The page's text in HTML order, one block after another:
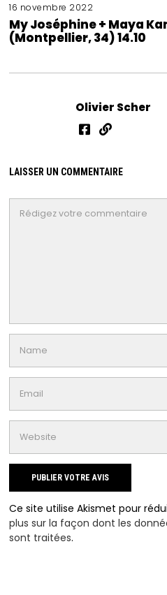
16 novembre 2022
My Joséphine + Maya
(Montpellier, 34) 14.10
Olivier Scher
LAISSER UN COMMENTAIRE
Ce site utilise Akismet pour
plus sur la façon dont les
sont traitées.